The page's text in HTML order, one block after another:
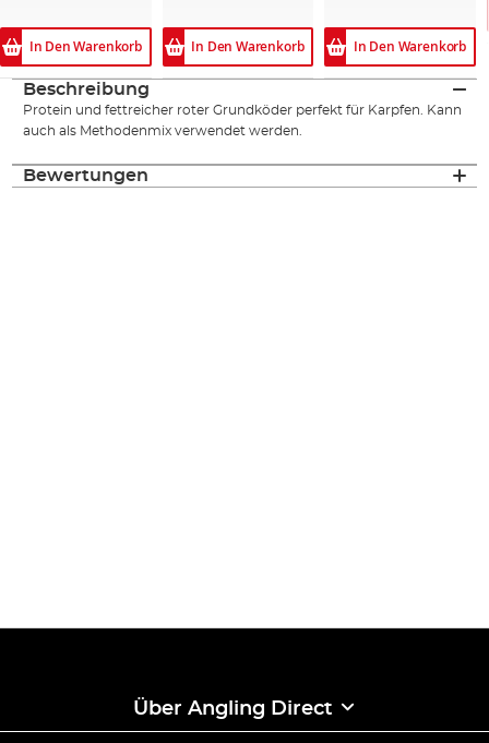
In Den Warenkorb In Den Warenkorb In Den Warenkorb
Beschreibung
Protein und fettreicher roter Grundköder perfekt für Karpfen. Kann
auch als Methodenmix verwendet werden.
Bewertungen
Über Angling Direct